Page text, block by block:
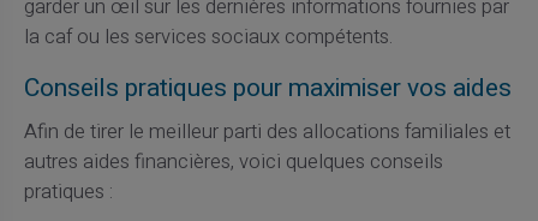
garder un œil sur les dernières informations fournies par
la caf ou les services sociaux compétents.
Conseils pratiques pour maximiser vos aides
Afin de tirer le meilleur parti des allocations familiales et
autres aides financières, voici quelques conseils
pratiques :